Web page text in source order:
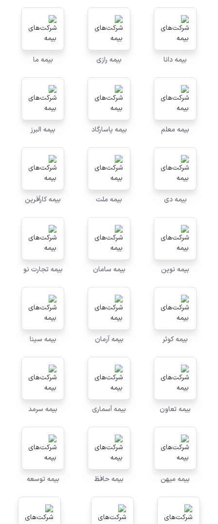
بیمه دانا بیمه رازی بیمه ما
بیمه معلم بیمه پاسارگاد بیمه البرز
بیمه دی بیمه ملت بیمه کارآفرین
بیمه نوین بیمه سامان بیمه تجارت نو
بیمه کوثر بیمه آرمان بیمه سینا
بیمه تعاون بیمه آسماری بیمه سرمد
بیمه میهن بیمه حافظ بیمه توسعه